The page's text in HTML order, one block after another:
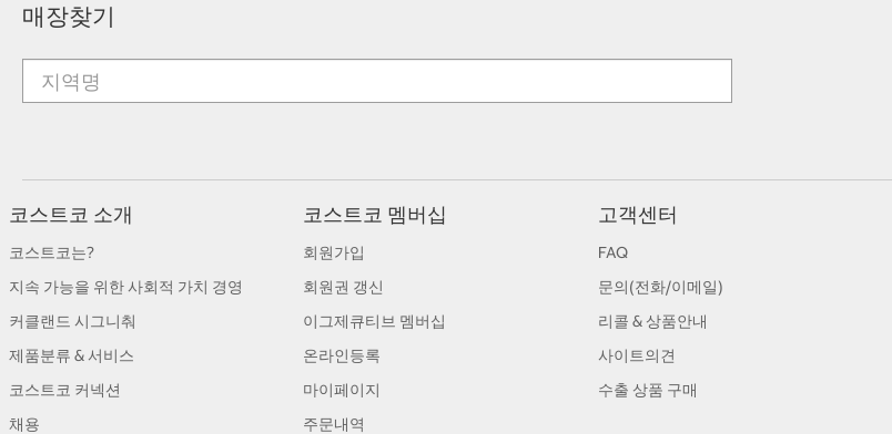
매장찾기
코스트코 소개
코스트코는?
지속 가능을 위한 사회적 가치 경영
커클랜드 시그니춰
제품분류 & 서비스
코스트코 커넥션
채용
코스트코 멤버십
회원가입
회원권 갱신
이그제큐티브 멤버십
온라인등록
마이페이지
주문내역
고객센터
FAQ
문의(전화/이메일)
리콜 & 상품안내
사이트의견
수출 상품 구매